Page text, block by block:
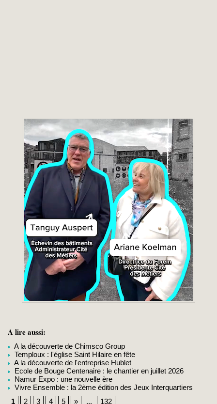
A lire aussi:
A la découverte de Chimsco Group
Temploux : l'église Saint Hilaire en fête
A la découverte de l'entreprise Hublet
Ecole de Bouge Centenaire : le chantier en juillet 2026
Namur Expo : une nouvelle ère
Vivre Ensemble : la 2ème édition des Jeux Interquartiers
1
2 3 4 5 » ... 132